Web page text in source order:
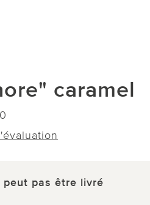
caramel
pas être livré